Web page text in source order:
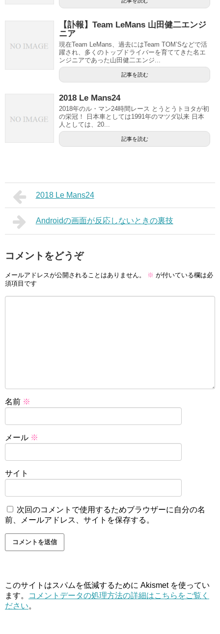
【訃報】Team LeMans 山田健二エンジ
ニア
現在Team LeMans、過去にはTeam TOM’Sなどで活
躍され、多くのトップドライバーを育ててきた名エ
ンジニアであった山田健二エンジ...
記事を読む
2018 Le Mans24
2018年のル・マン24時間レース とうとうトヨタが初
の栄冠！ 日本車としては1991年のマツダ以来 日本
人としては、20...
記事を読む
2018 Le Mans24
Androidの画面が反応しないときの裏技
コメントをどうぞ
メールアドレスが公開されることはありません。 ※ が付いている欄は必
須項目です
名前 ※
メール ※
サイト
次回のコメントで使用するためブラウザーに自分の名
前、メールアドレス、サイトを保存する。
このサイトはスパムを低減するために Akismet を使ってい
ます。
コメントデータの処理方法の詳細はこちらをご覧く
ださい。